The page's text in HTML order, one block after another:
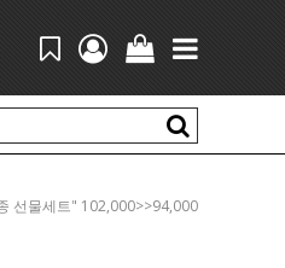
선물세트" 102,000>>94,000